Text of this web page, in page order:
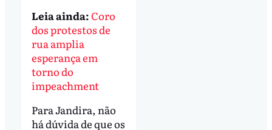
Leia ainda:Coro
dos protestos de
rua amplia
esperança em
torno do
impeachment
Para Jandira, não
há dúvida de que os